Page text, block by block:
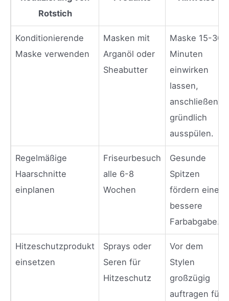
Rotstich
Konditionierende
Maske verwenden
Masken mit
Arganöl oder
Sheabutter
Maske 15-30
Minuten
einwirken
lassen,
anschließend
gründlich
ausspülen.
Regelmäßige
Haarschnitte
einplanen
Friseurbesuch
alle 6-8
Wochen
Gesunde
Spitzen
fördern eine
bessere
Farbabgabe.
Hitzeschutzprodukt
einsetzen
Sprays oder
Seren für
Hitzeschutz
Vor dem
Stylen
großzügig
auftragen für